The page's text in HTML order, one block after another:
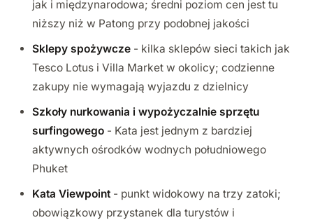
jak i międzynarodowa; średni poziom cen jest tu
niższy niż w Patong przy podobnej jakości
Sklepy spożywcze - kilka sklepów sieci takich jak
Tesco Lotus i Villa Market w okolicy; codzienne
zakupy nie wymagają wyjazdu z dzielnicy
Szkoły nurkowania i wypożyczalnie sprzętu
surfingowego - Kata jest jednym z bardziej
aktywnych ośrodków wodnych południowego
Phuket
Kata Viewpoint - punkt widokowy na trzy zatoki;
obowiązkowy przystanek dla turystów i